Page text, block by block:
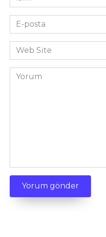
*
E-
posta
*Web
Site
Yorum